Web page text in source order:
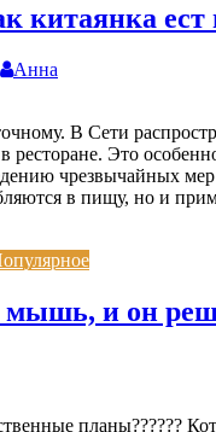
китаянка
Анна
В Сети
ресторане. Это
чрезвычайных
в пищу, но и
и он
планы??????